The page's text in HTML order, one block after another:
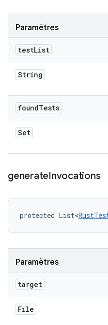
Paramètres
testList
String
foundTests
Set
generateInvocations
protected List<
Paramètres
target
File